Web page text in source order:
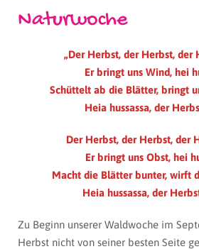
Naturwoche
„Der Herbst, der Herbst, der
Er bringt uns Wind, hei
Schüttelt ab die Blätter, bringt
Heia hussassa, der
Der Herbst, der Herbst, der
Er bringt uns Obst, hei
Macht die Blätter bunter, wirft
Heia hussassa, der
Zu Beginn unserer Waldwoche im
Herbst nicht von seiner besten Seite